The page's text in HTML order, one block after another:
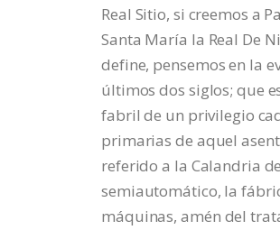
Real Sitio, si creemos a
Santa María la Real De
define, pensemos en la
últimos dos siglos; que
fabril de un privilegio
primarias de aquel
referido a la Calandria
semiautomático, la
máquinas, amén del